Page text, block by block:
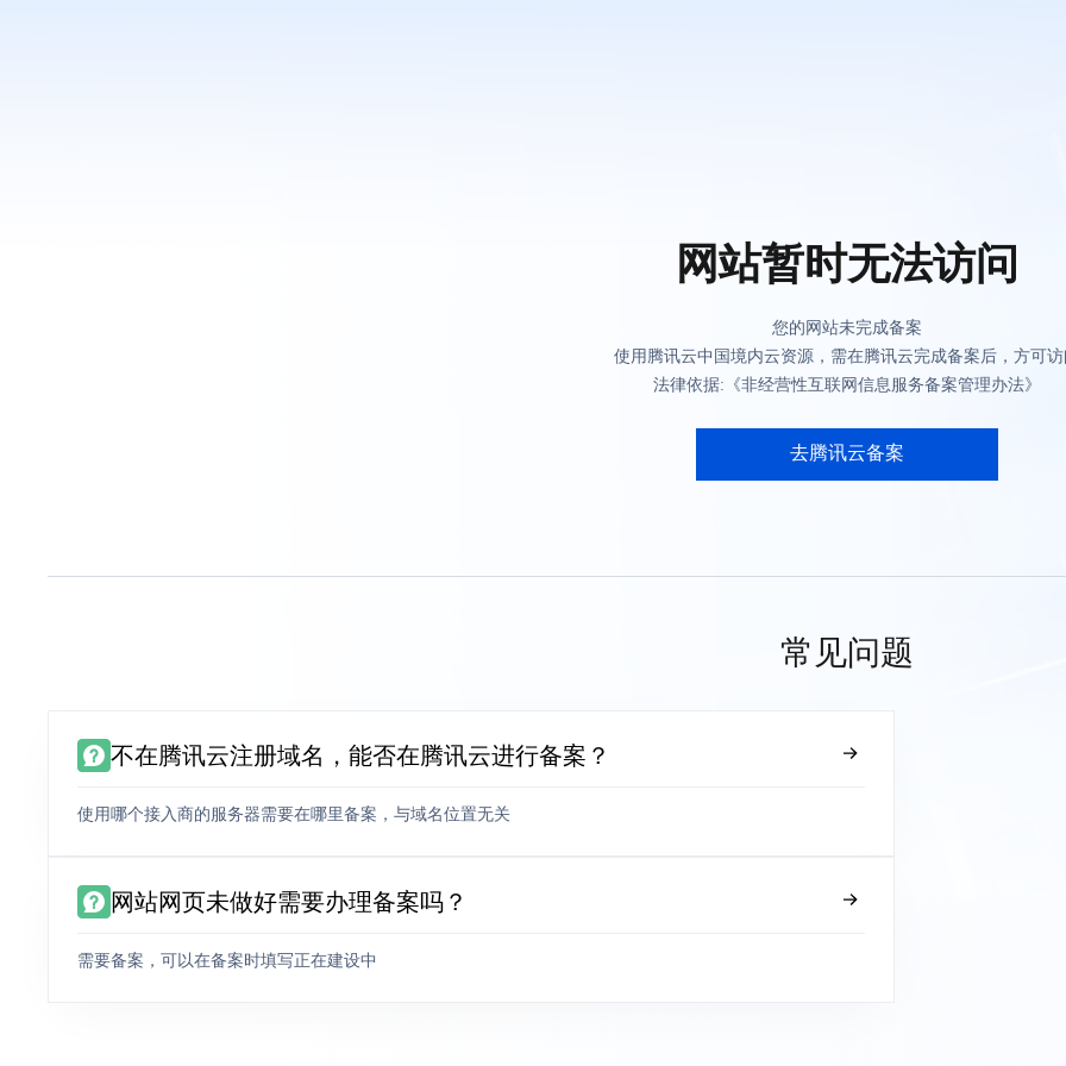
网站暂时无法访问
您的网站未完成备案
使用腾讯云中国境内云资源，需在腾讯云完成备案后，方可
法律依据:《非经营性互联网信息服务备案管理办法》
去腾讯云备案
常见问题
不在腾讯云注册域名，能否在腾讯云进行备案？
使用哪个接入商的服务器需要在哪里备案，与域名位置无关
网站网页未做好需要办理备案吗？
需要备案，可以在备案时填写正在建设中